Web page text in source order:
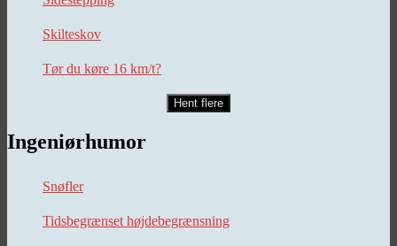
Skilteskov
Tør du køre 16 km/t?
Hent flere
Ingeniørhumor
Snøfler
Tidsbegrænset højdebegrænsning